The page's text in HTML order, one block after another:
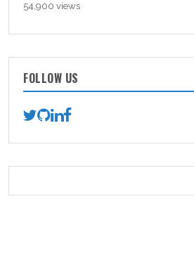
54,900 views
FOLLOW US